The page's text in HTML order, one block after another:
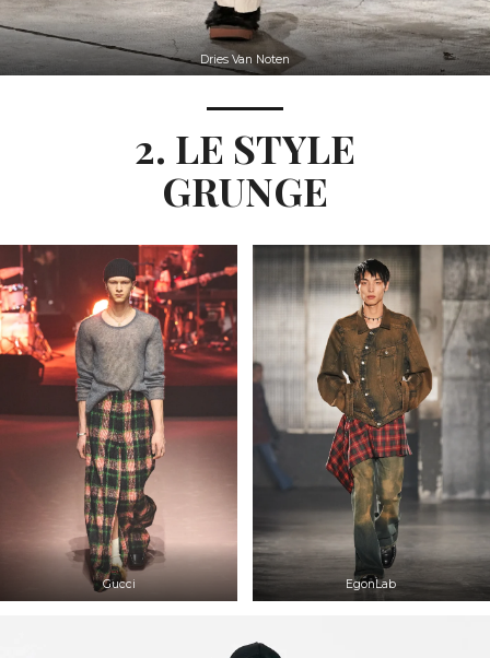
Dries Van Noten
2. LE STYLE
GRUNGE
Gucci EgonLab